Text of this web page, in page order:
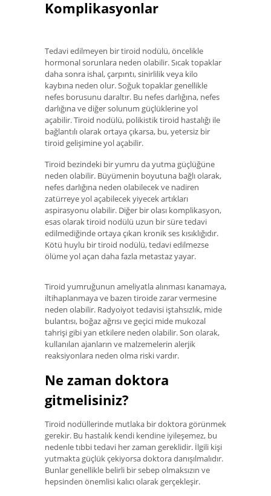
Komplikasyonlar
Tedavi edilmeyen bir tiroid nodülü, öncelikle
hormonal sorunlara neden olabilir. Sıcak topaklar
daha sonra ishal, çarpıntı, sinirlilik veya kilo
kaybına neden olur. Soğuk topaklar genellikle
nefes borusunu daraltır. Bu nefes darlığına, nefes
darlığına ve diğer solunum güçlüklerine yol
açabilir. Tiroid nodülü, polikistik tiroid hastalığı ile
bağlantılı olarak ortaya çıkarsa, bu, yetersiz bir
tiroid gelişimine yol açabilir.
Tiroid bezindeki bir yumru da yutma güçlüğüne
neden olabilir. Büyümenin boyutuna bağlı olarak,
nefes darlığına neden olabilecek ve nadiren
zatürreye yol açabilecek yiyecek artıkları
aspirasyonu olabilir. Diğer bir olası komplikasyon,
esas olarak tiroid nodülü uzun bir süre tedavi
edilmediğinde ortaya çıkan kronik ses kısıklığıdır.
Kötü huylu bir tiroid nodülü, tedavi edilmezse
ölüme yol açan daha fazla metastaz yayar.
Tiroid yumruğunun ameliyatla alınması kanamaya,
iltihaplanmaya ve bazen tiroide zarar vermesine
neden olabilir. Radyoiyot tedavisi iştahsızlık, mide
bulantısı, boğaz ağrısı ve geçici mide mukozal
tahrişi gibi yan etkilere neden olabilir. Son olarak,
kullanılan ajanların ve malzemelerin alerjik
reaksiyonlara neden olma riski vardır.
Ne zaman doktora
gitmelisiniz?
Tiroid nodüllerinde mutlaka bir doktora görünmek
gerekir. Bu hastalık kendi kendine iyileşemez, bu
nedenle tıbbi tedavi her zaman gereklidir. İlgili kişi
yutmakta güçlük çekiyorsa doktora danışılmalıdır.
Bunlar genellikle belirli bir sebep olmaksızın ve
hepsinden önemlisi kalıcı olarak gerçekleşir.